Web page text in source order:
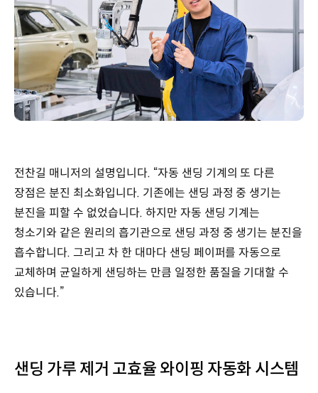
전찬길 매니저의 설명입니다. “자동 샌딩 기계의 또 다른
장점은 분진 최소화입니다. 기존에는 샌딩 과정 중 생기는
분진을 피할 수 없었습니다. 하지만 자동 샌딩 기계는
청소기와 같은 원리의 흡기관으로 샌딩 과정 중 생기는 분진을
흡수합니다. 그리고 차 한 대마다 샌딩 페이퍼를 자동으로
교체하며 균일하게 샌딩하는 만큼 일정한 품질을 기대할 수
있습니다.”
샌딩 가루 제거 고효율 와이핑 자동화 시스템